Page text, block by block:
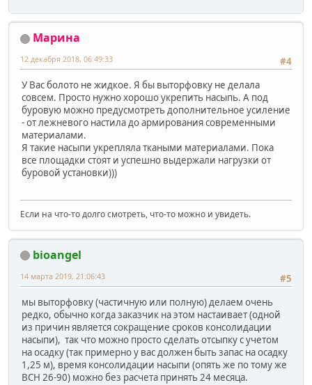
Марина
#4
12 декабря 2018, 06:49:33
У Вас болото не жидкое. Я бы выторфовку не делала
совсем. Просто нужно хорошо укрепить насыпь. А под
буровую можно предусмотреть дополнительное усиление
- от лежневого настила до армирования современными
материалами.
Я такие насыпи укрепляла ткаными материалами. Пока
все площадки стоят и успешно выдержали нагрузки от
буровой установки)))
Если на что-то долго смотреть, что-то можно и увидеть.
bioangel
#5
14 марта 2019, 21:06:43
мы выторфовку (частичную или полную) делаем очень
редко, обычно когда заказчик на этом настаивает (одной
из причин является сокращение сроков консолидации
насыпи), так что можно просто сделать отсыпку с учетом
на осадку (так примерно у вас должен быть запас на осадку
1,25 м), время консолидации насыпи (опять же по тому же
ВСН 26-90) можно без расчета принять 24 месяца.